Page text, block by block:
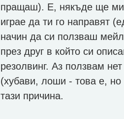
пращаш). Е, някъде ще
играе да ти го направят
начин да си ползваш
през друг в който си
резолвинг. Аз ползвам
(хубави, лоши - това е,
тази причина.